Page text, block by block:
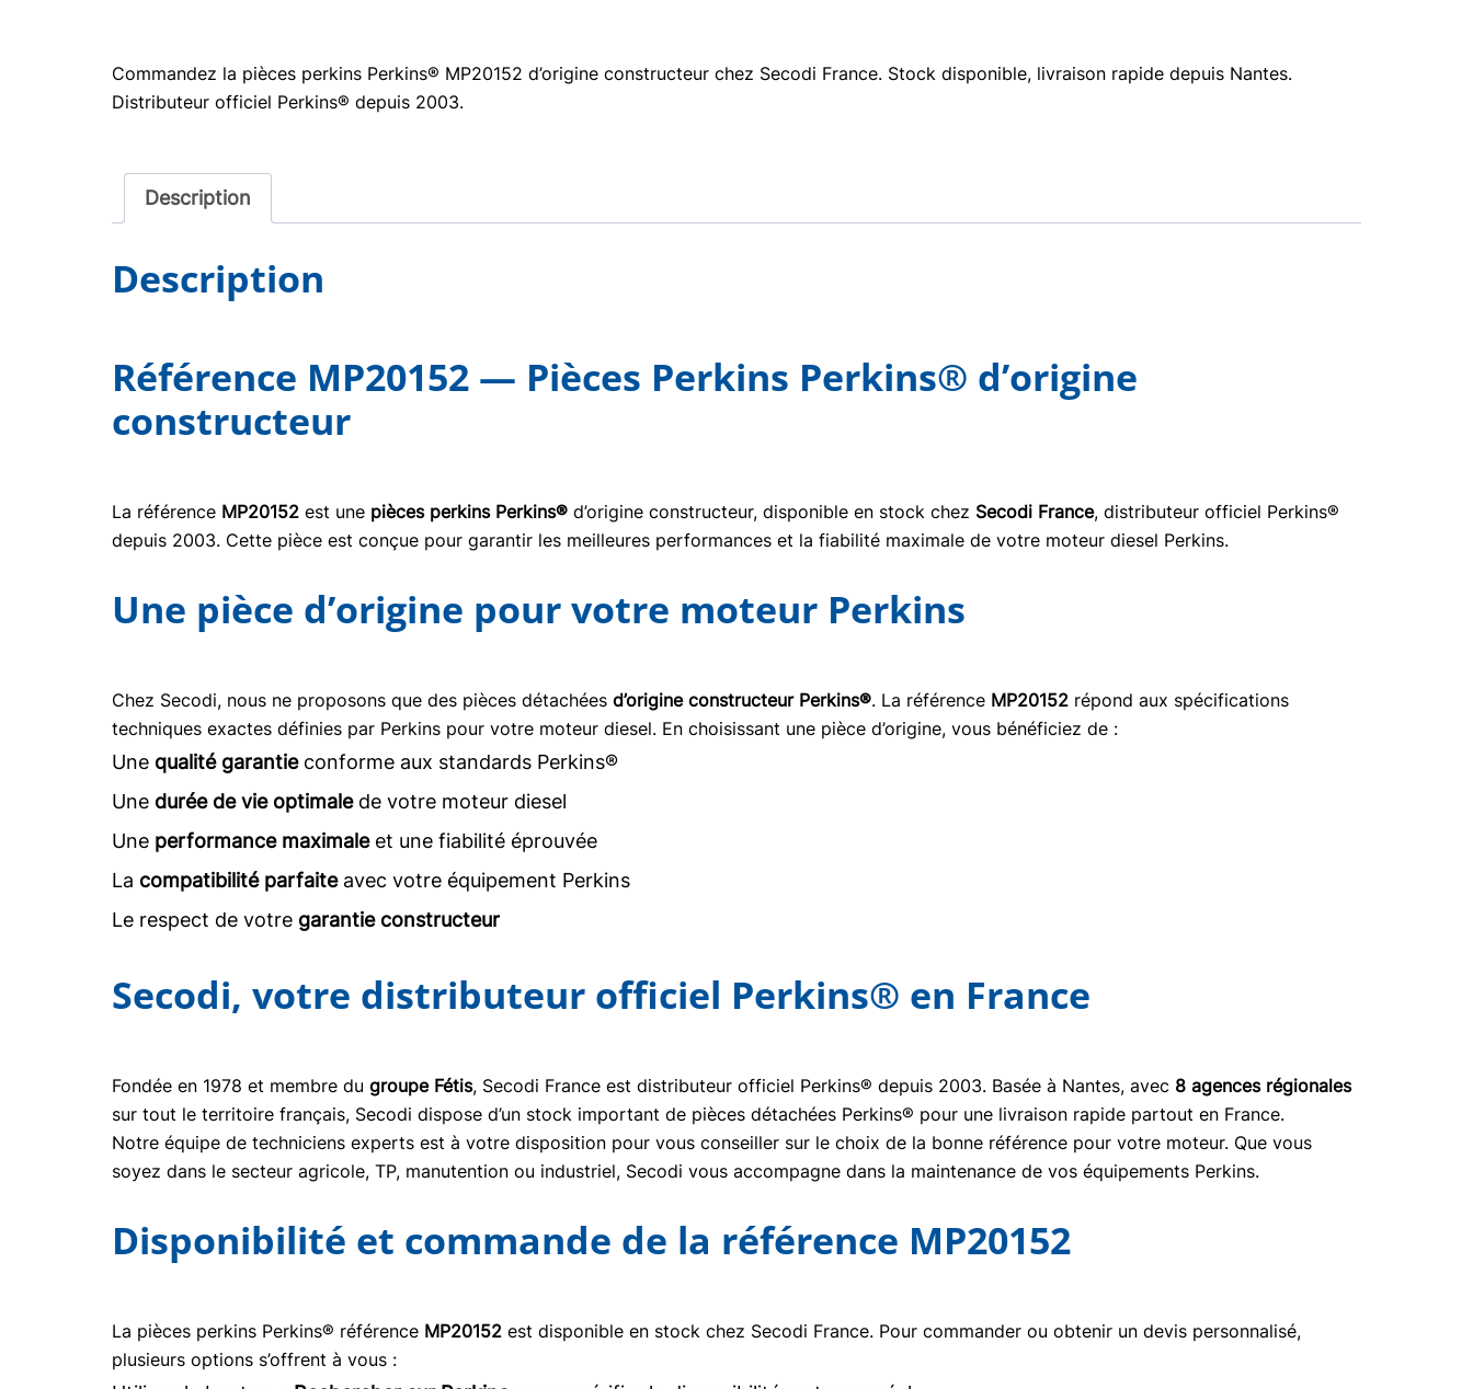
Commandez la pièces perkins Perkins® MP20152 d’origine constructeur chez Secodi France. Stock disponible, livraison rapide depuis Nantes.
Distributeur officiel Perkins® depuis 2003.
Description
Description
Référence MP20152 — Pièces Perkins Perkins® d’origine
constructeur
La référence MP20152 est une pièces perkins Perkins® d’origine constructeur, disponible en stock chez Secodi France, distributeur officiel Perkins®
depuis 2003. Cette pièce est conçue pour garantir les meilleures performances et la fiabilité maximale de votre moteur diesel Perkins.
Une pièce d’origine pour votre moteur Perkins
Chez Secodi, nous ne proposons que des pièces détachées d’origine constructeur Perkins®. La référence MP20152 répond aux spécifications
techniques exactes définies par Perkins pour votre moteur diesel. En choisissant une pièce d’origine, vous bénéficiez de :
Une qualité garantieconforme aux standards Perkins®
Une durée de vie optimalede votre moteur diesel
Une performance maximaleet une fiabilité éprouvée
La compatibilité parfaiteavec votre équipement Perkins
Le respect de votre garantie constructeur
Secodi, votre distributeur officiel Perkins® en France
Fondée en 1978 et membre du groupe Fétis, Secodi France est distributeur officiel Perkins® depuis 2003. Basée à Nantes, avec 8 agences régionales
sur tout le territoire français, Secodi dispose d’un stock important de pièces détachées Perkins® pour une livraison rapide partout en France.
Notre équipe de techniciens experts est à votre disposition pour vous conseiller sur le choix de la bonne référence pour votre moteur. Que vous
soyez dans le secteur agricole, TP, manutention ou industriel, Secodi vous accompagne dans la maintenance de vos équipements Perkins.
Disponibilité et commande de la référence MP20152
La pièces perkins Perkins® référence MP20152 est disponible en stock chez Secodi France. Pour commander ou obtenir un devis personnalisé,
plusieurs options s’offrent à vous :